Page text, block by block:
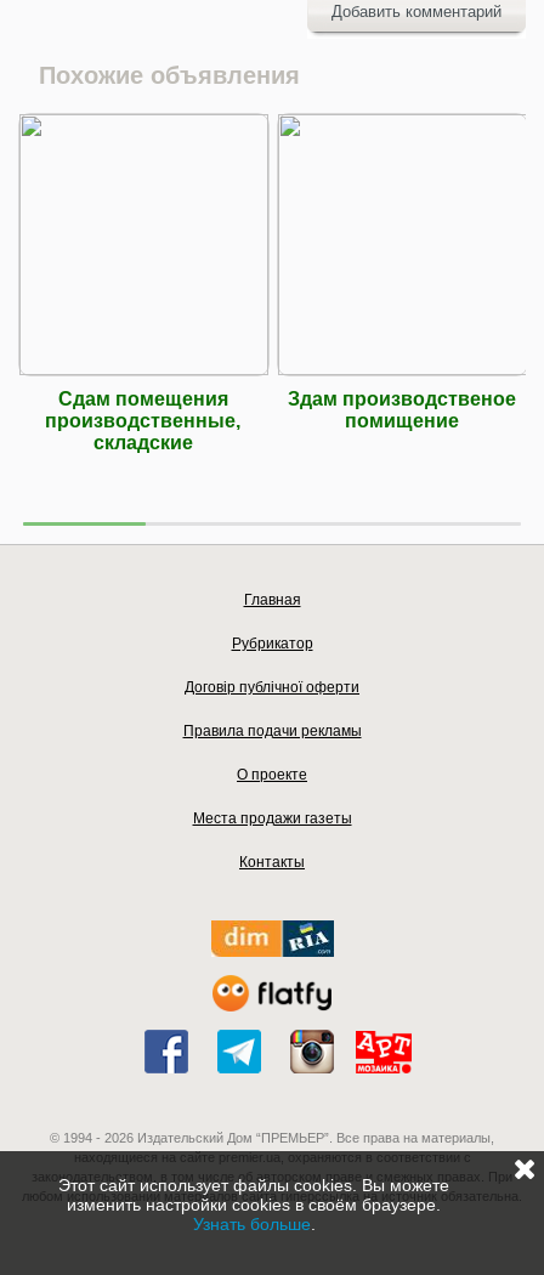
Добавить комментарий
Похожие объявления
Сдам помещения
производственные,
складские
Здам производственое
помищение
Главная
Рубрикатор
Договір публічної оферти
Правила подачи рекламы
О проекте
Места продажи газеты
Контакты
© 1994 - 2026 Издательский Дом “ПРЕМЬЕР”. Все права на материалы,
находящиеся на сайте premier.ua, охраняются в соответствии с
законодательством, в том числе об авторском праве и смежных правах. При
любом использовании материалов сайта гиперссылка на источник обязательна.
Этот сайт использует файлы cookies. Вы можете
изменить настройки cookies в своём браузере.
Узнать больше